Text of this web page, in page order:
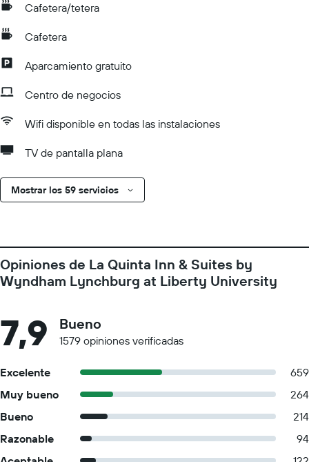
Cafetera/tetera
Cafetera
Aparcamiento gratuito
Centro de negocios
Wifi disponible en todas las instalaciones
TV de pantalla plana
Mostrar los 59 servicios
Opiniones de La Quinta Inn & Suites by
Wyndham Lynchburg at Liberty University
7,9 Bueno
1579 opiniones verificadas
Excelente
659
Muy bueno
264
Bueno
214
Razonable
94